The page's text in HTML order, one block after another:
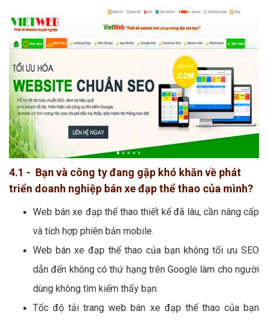
4.1 - Bạn và công ty đang gặp khó khăn về phát
triển doanh nghiệp bán xe đạp thể thao của mình?
Web bán xe đạp thể thao thiết kế đã lâu, cần nâng cấp
và tích hợp phiên bản mobile.
Web bán xe đạp thể thao của bạn không tối ưu SEO
dẫn đến không có thứ hạng trên Google làm cho người
dùng không tìm kiếm thấy bạn.
Tốc độ tải trang web bán xe đạp thể thao của bạn